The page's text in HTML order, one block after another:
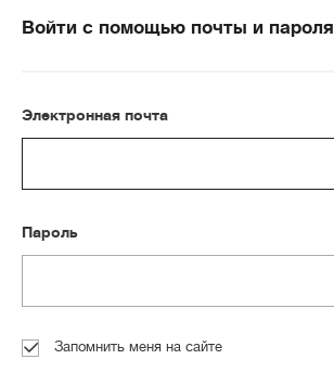
Войти с помощью почты и пароля
Электронная почта
Пароль
Запомнить меня на сайте